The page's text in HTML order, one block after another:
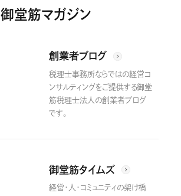
御堂筋マガジン
創業者ブログ
税理士事務所ならではの経営コ
ンサルティングをご提供する御堂
筋税理士法人の創業者ブログ
です。
御堂筋タイムズ
経営・人・コミュニティの架け橋